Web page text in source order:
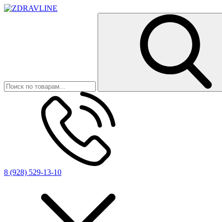
8 (928) 529-13-10